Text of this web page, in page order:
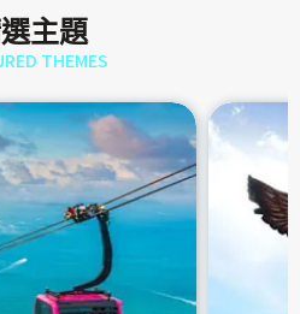
主題
THEMES